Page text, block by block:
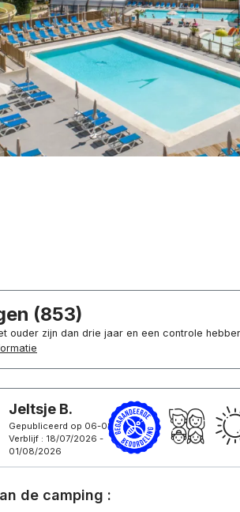
(853)
ouder zijn dan drie jaar en een controle
Jeltsje B.
Gepubliceerd op 06-08-2026
Verblijf : 18/07/2026 -
01/08/2026
de camping :